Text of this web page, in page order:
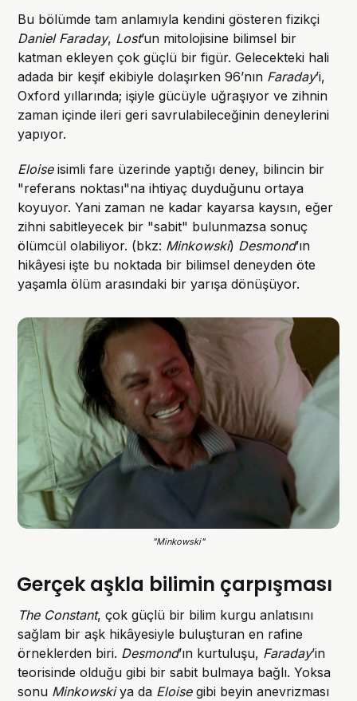
Bu bölümde tam anlamıyla kendini gösteren fizikçi
Daniel Faraday, Lost’un mitolojisine bilimsel bir
katman ekleyen çok güçlü bir figür. Gelecekteki hali
adada bir keşif ekibiyle dolaşırken 96’nın Faraday’i,
Oxford yıllarında; işiyle gücüyle uğraşıyor ve zihnin
zaman içinde ileri geri savrulabileceğinin deneylerini
yapıyor.
Eloiseisimli fare üzerinde yaptığı deney, bilincin bir
"referans noktası"na ihtiyaç duyduğunu ortaya
koyuyor. Yani zaman ne kadar kayarsa kaysın, eğer
zihni sabitleyecek bir "sabit" bulunmazsa sonuç
ölümcül olabiliyor. (bkz: Minkowski) Desmond’ın
hikâyesi işte bu noktada bir bilimsel deneyden öte
yaşamla ölüm arasındaki bir yarışa dönüşüyor.
"Minkowski"
Gerçek aşkla bilimin çarpışması
The Constant, çok güçlü bir bilim kurgu anlatısını
sağlam bir aşk hikâyesiyle buluşturan en rafine
örneklerden biri. Desmond’ın kurtuluşu, Faraday’in
teorisinde olduğu gibi bir sabit bulmaya bağlı. Yoksa
sonu Minkowskiya da Eloisegibi beyin anevrizması